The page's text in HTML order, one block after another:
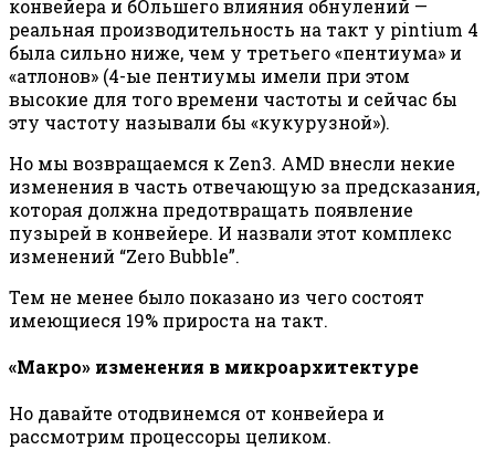
конвейера и бОльшего влияния обнулений —
реальная производительность на такт у pintium 4
была сильно ниже, чем у третьего «пентиума» и
«атлонов» (4-ые пентиумы имели при этом
высокие для того времени частоты и сейчас бы
эту частоту называли бы «кукурузной»).
Но мы возвращаемся к Zen3. AMD внесли некие
изменения в часть отвечающую за предсказания,
которая должна предотвращать появление
пузырей в конвейере. И назвали этот комплекс
изменений “Zero Bubble”.
Тем не менее было показано из чего состоят
имеющиеся 19% прироста на такт.
«Макро» изменения в микроархитектуре
Но давайте отодвинемся от конвейера и
рассмотрим процессоры целиком.